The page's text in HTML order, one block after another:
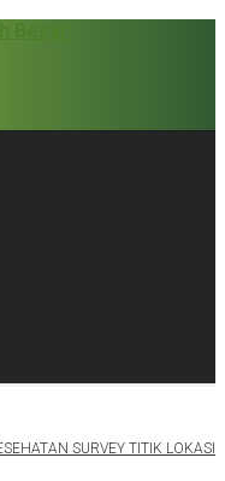
Besar
SURVEY TITIK LOKASI